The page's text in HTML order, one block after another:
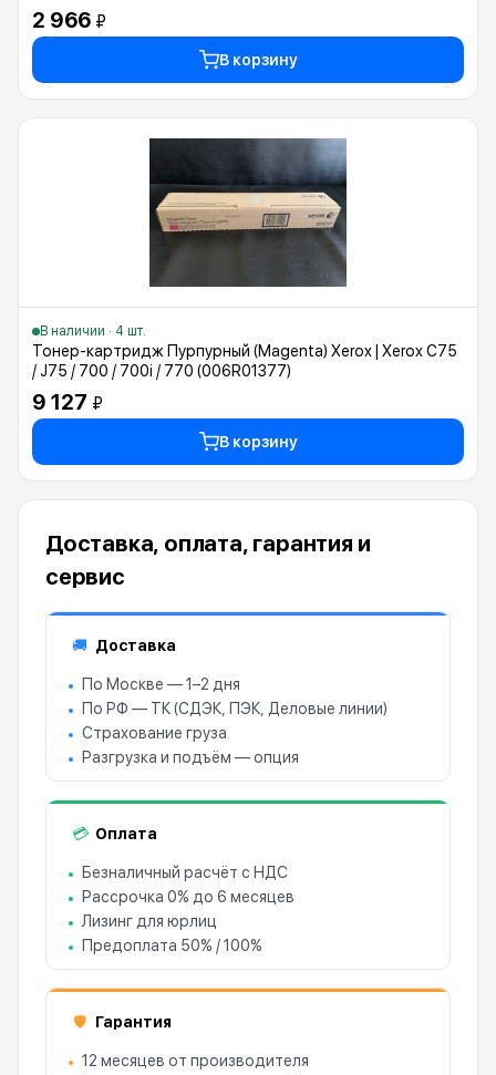
2 966 ₽
В корзину
В наличии · 4 шт.
Тонер-картридж Пурпурный (Magenta) Xerox | Xerox C75
/ J75 / 700 / 700i / 770 (006R01377)
9 127 ₽
В корзину
Доставка, оплата, гарантия и
сервис
🚚 Доставка
По Москве — 1–2 дня
По РФ — ТК (СДЭК, ПЭК, Деловые линии)
Страхование груза
Разгрузка и подъём — опция
💳 Оплата
Безналичный расчёт с НДС
Рассрочка 0% до 6 месяцев
Лизинг для юрлиц
Предоплата 50% / 100%
🛡 Гарантия
12 месяцев от производителя